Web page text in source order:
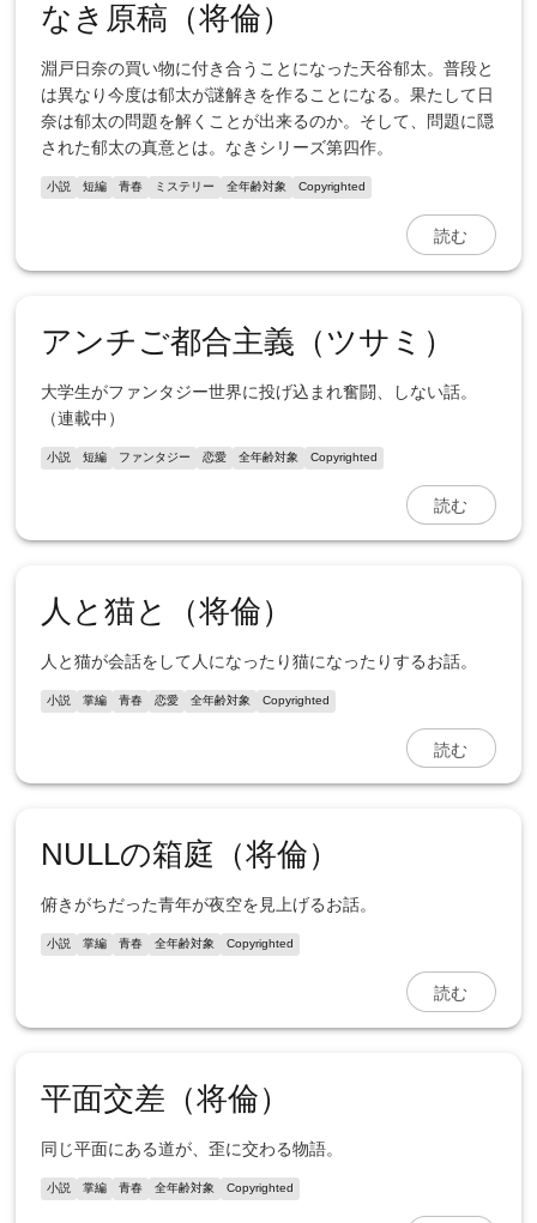
なき原稿（将倫）
淵戸日奈の買い物に付き合うことになった天谷郁太。普段と
は異なり今度は郁太が謎解きを作ることになる。果たして日
奈は郁太の問題を解くことが出来るのか。そして、問題に隠
された郁太の真意とは。なきシリーズ第四作。
小説 短編 青春 ミステリー 全年齢対象 Copyrighted
読む
アンチご都合主義（ツサミ）
大学生がファンタジー世界に投げ込まれ奮闘、しない話。
（連載中）
小説 短編 ファンタジー 恋愛 全年齢対象 Copyrighted
読む
人と猫と（将倫）
人と猫が会話をして人になったり猫になったりするお話。
小説 掌編 青春 恋愛 全年齢対象 Copyrighted
読む
NULLの箱庭（将倫）
俯きがちだった青年が夜空を見上げるお話。
小説 掌編 青春 全年齢対象 Copyrighted
読む
平面交差（将倫）
同じ平面にある道が、歪に交わる物語。
小説 掌編 青春 全年齢対象 Copyrighted